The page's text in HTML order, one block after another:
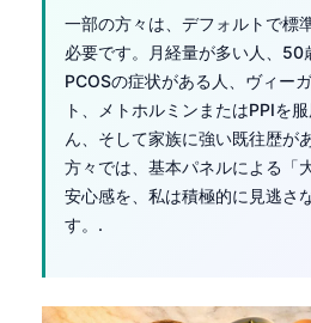
一部の方々は、デフォルトで標
必要です。月経量が多い人、50
PCOSの症状がある人、ヴィー
ト、メトホルミンまたはPPIを
ん、そして家族に強い既往歴が
方々では、基本パネルによる「
安心感を、私は積極的に見逃さ
す。.
සිංහල
অসমীয়া
Latviešu valoda
Македонски јазик